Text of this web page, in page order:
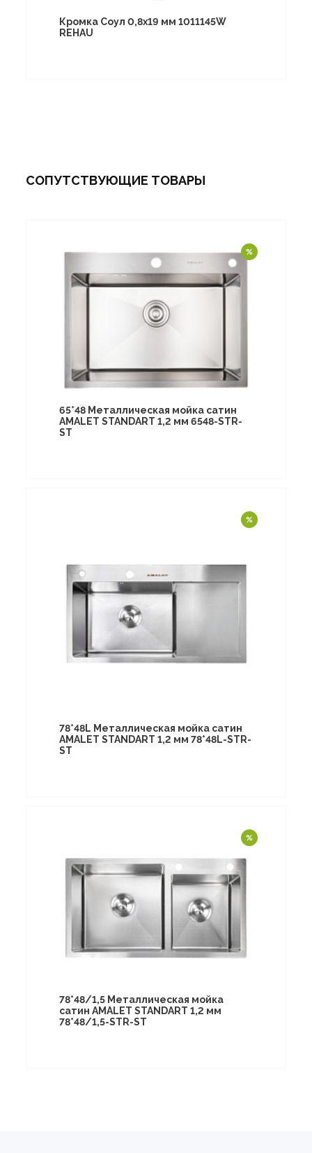
Кромка Соул 0,8х19 мм 1011145W
REHAU
СОПУТСТВУЮЩИЕ ТОВАРЫ
65*48 Металлическая мойка сатин
AMALET STANDART 1,2 мм 6548-STR-
ST
78*48L Металлическая мойка сатин
AMALET STANDART 1,2 мм 78*48L-STR-
ST
78*48/1,5 Металлическая мойка
сатин AMALET STANDART 1,2 мм
78*48/1,5-STR-ST